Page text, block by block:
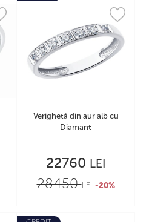
Verighetă din aur alb cu
Diamant
22760 LEI
28450LEI -20%